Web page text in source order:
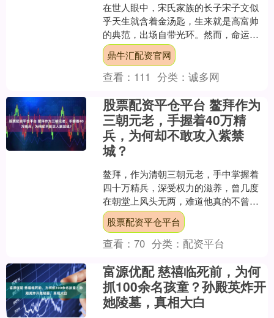
在世人眼中，宋氏家族的长子宋子文似
乎天生就含着金汤匙，生来就是高富帅
的典范，出场自带光环。然而，命运却
开了一个不小的玩笑：他那段青涩的初
恋，不仅没有得到美满的祝....
鼎牛汇配资官网
查看： 111 分类：诚多网
股票配资平仓平台 鳌拜作为
三朝元老，手握着40万精
兵，为何却不敢攻入紫禁
城？
鳌拜，作为清朝三朝元老，手中掌握着
四十万精兵，深受权力的滋养，曾几度
在朝堂上风头无两，难道他真的不曾考
虑过通过武力夺取紫禁城的控制权吗？
为什么，他手握如此强大的....
股票配资平仓平台
查看：70 分类： 配资平台
富源优配 慈禧临死前，为何
抓100余名孩童？孙殿英炸开
她陵墓，真相大白